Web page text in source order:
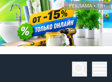
РЕКЛАМА • 18+